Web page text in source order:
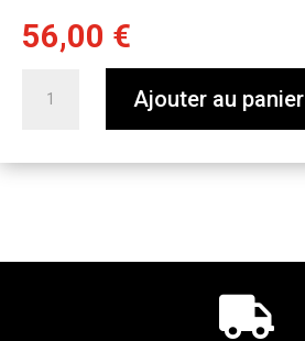
56,00 €
zeste
LE
Ajouter au panier
